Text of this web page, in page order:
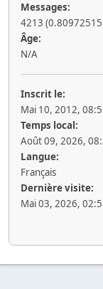
Messages:
4213
Âge:
N/A
Inscrit le:
Mai 10, 2012,
Temps local:
Août 09, 2026,
Langue:
Français
Dernière visite:
Mai 03, 2026,